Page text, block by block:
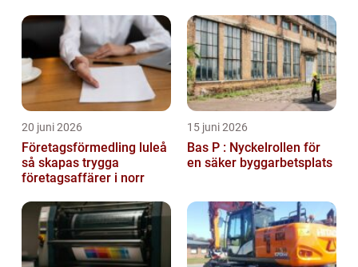
20 juni 2026
Företagsförmedling luleå
så skapas trygga
företagsaffärer i norr
15 juni 2026
Bas P : Nyckelrollen för
en säker byggarbetsplats